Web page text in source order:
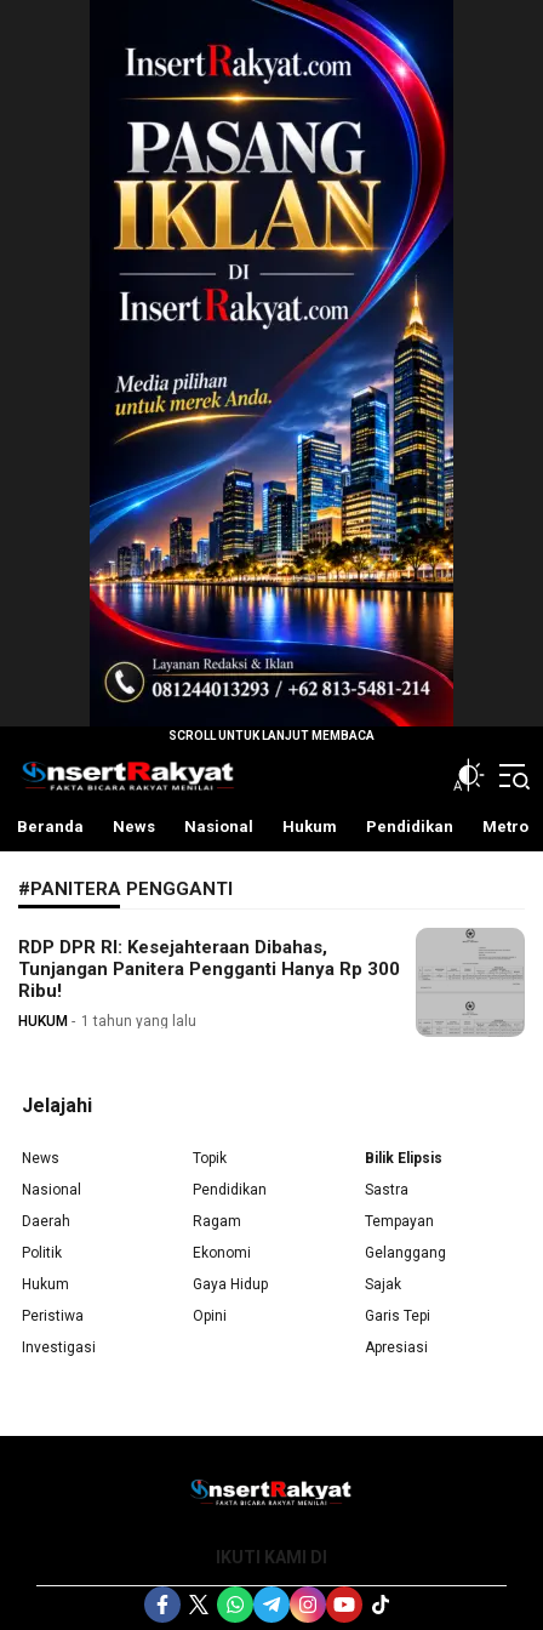
InsertRakyat.com
Fakta Bicara Rakyat Menilai
Beranda News Nasional Hukum Pendidikan Metro
#PANITERA PENGGANTI
RDP DPR RI: Kesejahteraan Dibahas,
Tunjangan Panitera Pengganti Hanya Rp 300
Ribu!
HUKUM 1 tahun yang lalu
Jelajahi
News
Nasional
Daerah
Politik
Hukum
Peristiwa
Investigasi
Topik
Pendidikan
Ragam
Ekonomi
Gaya Hidup
Opini
Bilik Elipsis
Sastra
Tempayan
Gelanggang
Sajak
Garis Tepi
Apresiasi
IKUTI KAMI DI